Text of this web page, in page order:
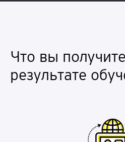
Что вы
результате